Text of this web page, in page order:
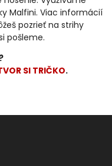
Malfini. Viac informácií
pozrieť na strihy
pošleme.
SI TRIČKO.